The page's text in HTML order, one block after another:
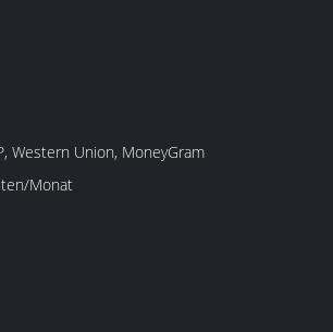
Western Union, MoneyGram
Monat